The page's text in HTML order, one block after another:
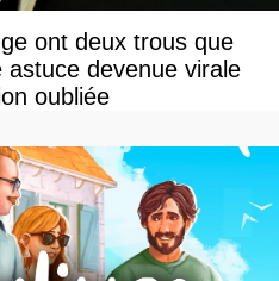
ont deux trous que
devenue virale
oubliée